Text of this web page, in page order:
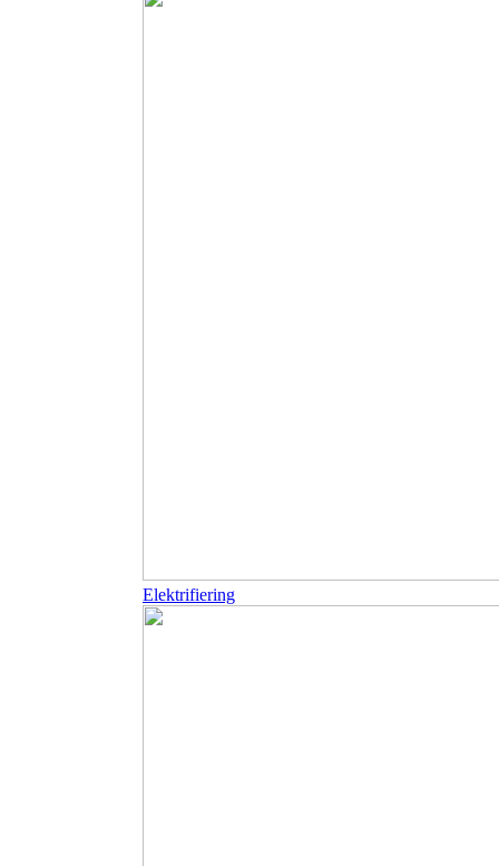
Elektrifiering